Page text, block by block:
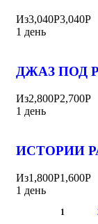
Из3,040Р3,040Р
1 день
ДЖАЗ ПОД
Из2,800Р2,700Р
1 день
ИСТОРИИ
Из1,800Р1,600Р
1 день
1